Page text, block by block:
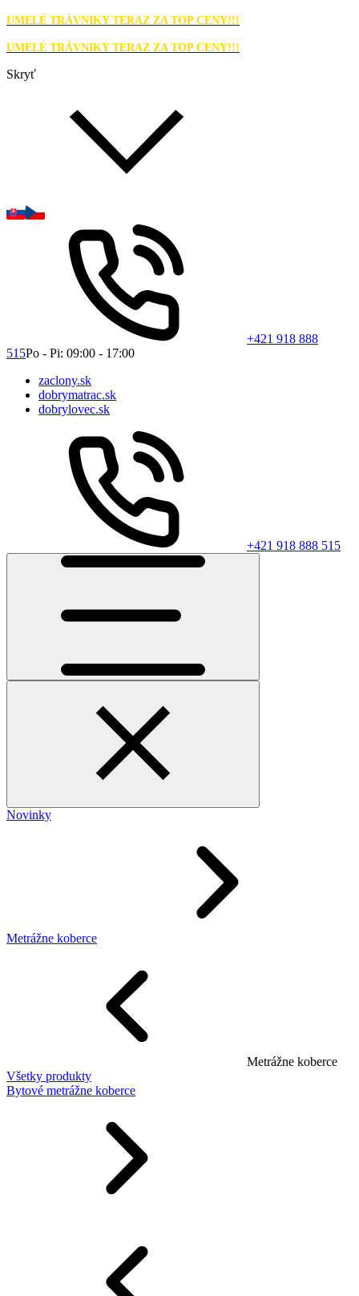
UMELÉ TRÁVNIKY TERAZ ZA TOP CENY!!!
UMELÉ TRÁVNIKY TERAZ ZA TOP CENY!!!
Skryť
+421 918 888
515Po - Pi: 09:00 - 17:00
zaclony.sk
dobrymatrac.sk
dobrylovec.sk
+421 918 888 515
Novinky
Metrážne koberce
Metrážne koberce
Všetky produkty
Bytové metrážne koberce